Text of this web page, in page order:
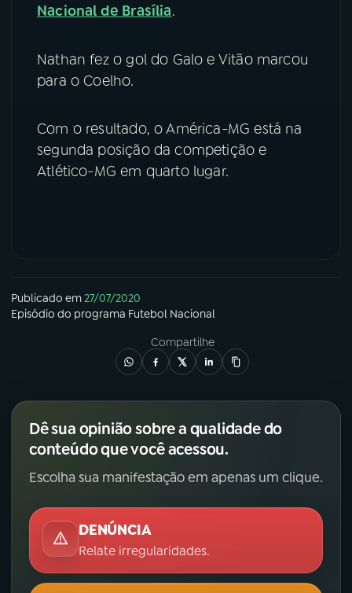
TikTok
Nacional de Brasília.
Nathan fez o gol do Galo e Vitão marcou
para o Coelho.
Com o resultado, o América-MG está na
segunda posição da competição e
Atlético-MG em quarto lugar.
Publicado em27/07/2020
Episódio do programa Futebol Nacional
Compartilhe
Dê sua opinião sobre a qualidade do
conteúdo que você acessou.
Escolha sua manifestação em apenas um clique.
DENÚNCIA
Relate irregularidades.